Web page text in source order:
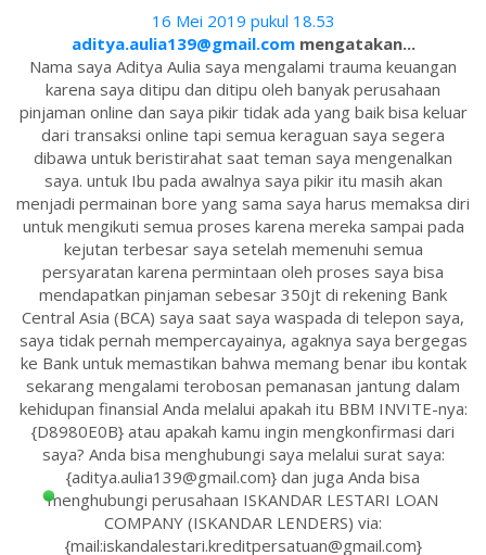
16 Mei 2019 pukul 18.53
aditya.aulia139@gmail.commengatakan...
Nama saya Aditya Aulia saya mengalami trauma keuangan
karena saya ditipu dan ditipu oleh banyak perusahaan
pinjaman online dan saya pikir tidak ada yang baik bisa keluar
dari transaksi online tapi semua keraguan saya segera
dibawa untuk beristirahat saat teman saya mengenalkan
saya. untuk Ibu pada awalnya saya pikir itu masih akan
menjadi permainan bore yang sama saya harus memaksa diri
untuk mengikuti semua proses karena mereka sampai pada
kejutan terbesar saya setelah memenuhi semua
persyaratan karena permintaan oleh proses saya bisa
mendapatkan pinjaman sebesar 350jt di rekening Bank
Central Asia (BCA) saya saat saya waspada di telepon saya,
saya tidak pernah mempercayainya, agaknya saya bergegas
ke Bank untuk memastikan bahwa memang benar ibu kontak
sekarang mengalami terobosan pemanasan jantung dalam
kehidupan finansial Anda melalui apakah itu BBM INVITE-nya:
{D8980E0B} atau apakah kamu ingin mengkonfirmasi dari
saya? Anda bisa menghubungi saya melalui surat saya:
{aditya.aulia139@gmail.com} dan juga Anda bisa
menghubungi perusahaan ISKANDAR LESTARI LOAN
COMPANY (ISKANDAR LENDERS) via:
{mail:iskandalestari.kreditpersatuan@gmail.com}